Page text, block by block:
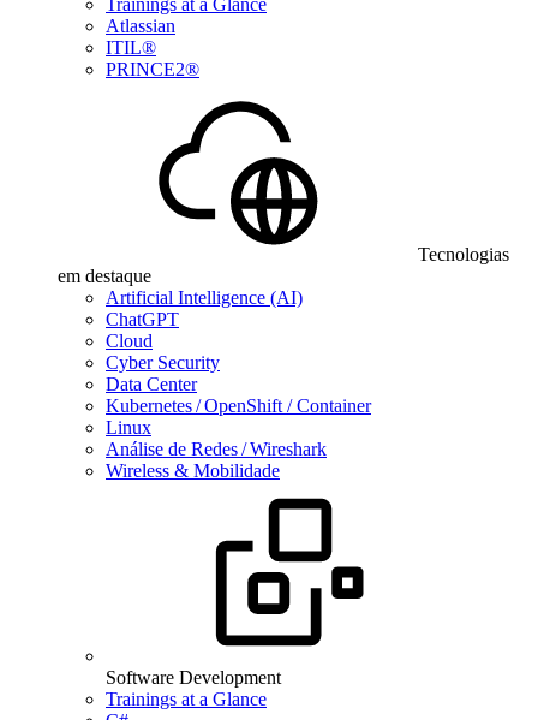
Trainings at a Glance
Atlassian
ITIL®
PRINCE2®
Tecnologias
em destaque
Artificial Intelligence (AI)
ChatGPT
Cloud
Cyber Security
Data Center
Kubernetes / OpenShift / Container
Linux
Análise de Redes / Wireshark
Wireless & Mobilidade
Software Development
Trainings at a Glance